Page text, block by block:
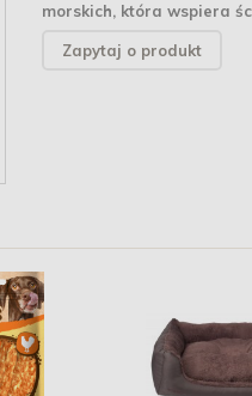
morskich, która wspiera
Zapytaj o produkt